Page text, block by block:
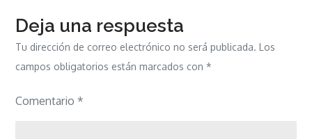
Deja una respuesta
Tu dirección de correo electrónico no será publicada. Los
campos obligatorios están marcados con*
Comentario *